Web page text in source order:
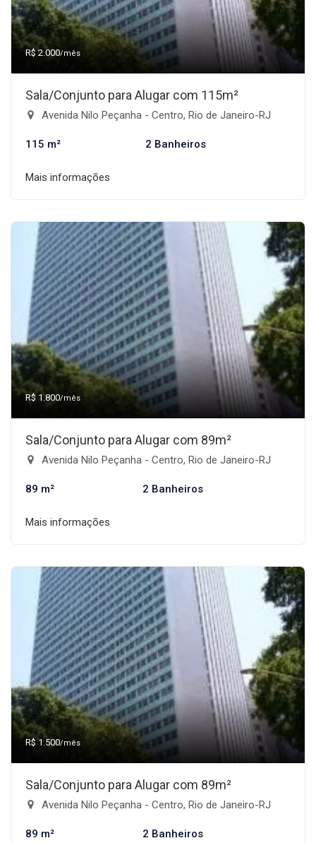
R$ 2.000/mês
Sala/Conjunto para Alugar com 115m²
Avenida Nilo Peçanha - Centro, Rio de Janeiro-RJ
115 m² 2 Banheiros
Mais informações
R$ 1.800/mês
Sala/Conjunto para Alugar com 89m²
Avenida Nilo Peçanha - Centro, Rio de Janeiro-RJ
89 m² 2 Banheiros
Mais informações
R$ 1.500/mês
Sala/Conjunto para Alugar com 89m²
Avenida Nilo Peçanha - Centro, Rio de Janeiro-RJ
89 m² 2 Banheiros